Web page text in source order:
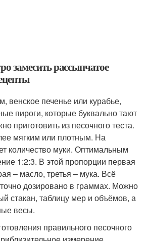
замесить рассыпчатое
венское печенье или курабье,
пироги, которые буквально тают
приготовить из песочного теста.
мягким или плотным. На
количество муки. Оптимальным
1:2:3. В этой пропорции первая
– масло, третья – мука. Всё
дозировано в граммах. Можно
стакан, таблицу мер и объёмов, а
весы.
правильного песочного